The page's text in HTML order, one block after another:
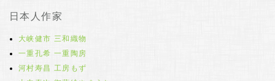
日本人作家
大峡健市 三和織物
一重孔希 一重陶房
河村寿昌 工房もず